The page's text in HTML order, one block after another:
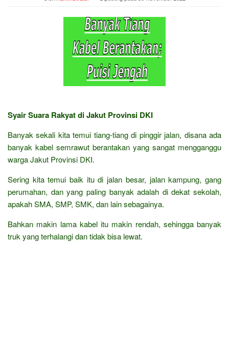
Syair Suara Rakyat di Jakut Provinsi DKI
Banyak sekali kita temui tiang-tiang di pinggir jalan, disana ada
banyak kabel semrawut berantakan yang sangat mengganggu
warga Jakut Provinsi DKI.
Sering kita temui baik itu di jalan besar, jalan kampung, gang
perumahan, dan yang paling banyak adalah di dekat sekolah,
apakah SMA, SMP, SMK, dan lain sebagainya.
Bahkan makin lama kabel itu makin rendah, sehingga banyak
truk yang terhalangi dan tidak bisa lewat.